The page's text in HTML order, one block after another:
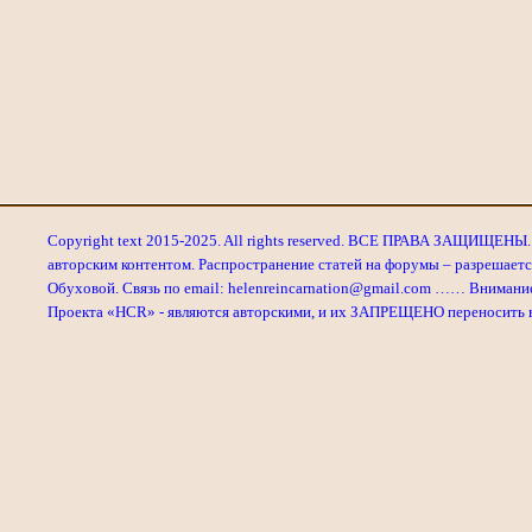
Copyright text 2015-2025. All rights reserved. ВСЕ ПРАВА ЗАЩИЩЕНЫ.
авторским контентом. Распространение статей на форумы –
Обуховой. Связь по email: helenreincarnation@gmail.com ……
Проекта «HCR» - являются авторскими, и их ЗАПРЕЩЕНО переносить в